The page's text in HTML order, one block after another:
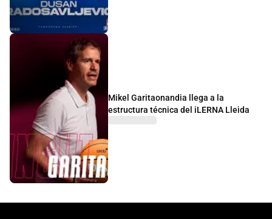
Mikel Garitaonandia llega a la
estructura técnica del iLERNA Lleida